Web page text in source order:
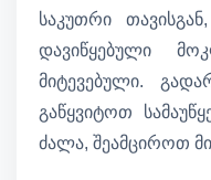
საკუთრი
დავიწყებული
მიტევებული.
გაწყვიტოთ
ძალა, შეამციროთ